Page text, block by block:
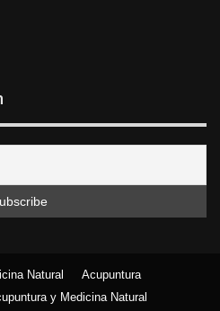
Natural
Acupuntura
y Medicina Natural